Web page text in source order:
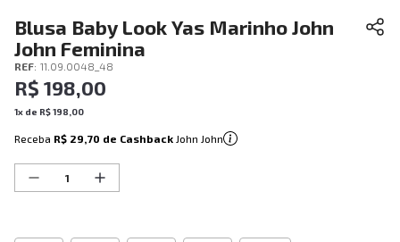
Blusa Baby Look Yas Marinho John
John Feminina
REF: 11.09.0048_48
R$ 198,00
1x de R$198 00
Receba R$ 29,70 de Cashback John John